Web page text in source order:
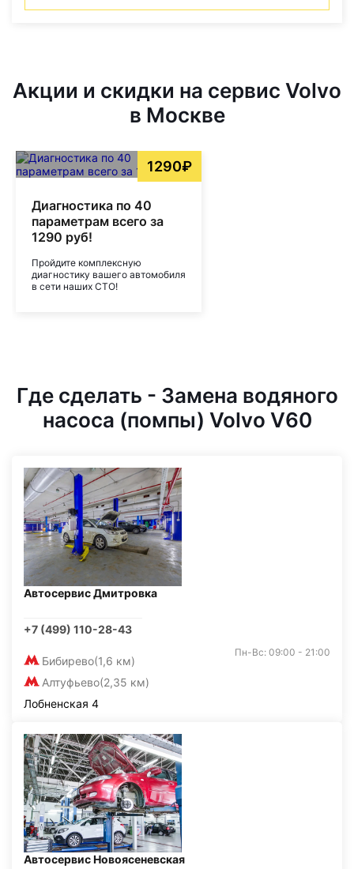
Акции и скидки на сервис Volvo
в Москве
1290₽
Диагностика по 40
параметрам всего за
1290 руб!
Пройдите комплексную
диагностику вашего автомобиля
в сети наших СТО!
Где сделать - Замена водяного
насоса (помпы) Volvo V60
Автосервис Дмитровка
+7 (499) 110-28-43
Бибирево(1,6 км)
Алтуфьево(2,35 км)
Пн-Вс: 09:00 - 21:00
Лобненская 4
Автосервис Новоясеневская